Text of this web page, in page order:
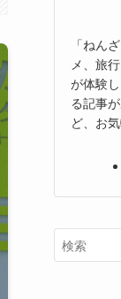
「ねん
メ、旅
が体験
る記事
ど、お